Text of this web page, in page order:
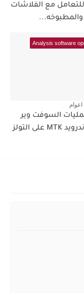
مع الفلاشات
والمطبوخه...
Analysis software
السوفت وير
لاجهزة اندرويد MTK على التولز